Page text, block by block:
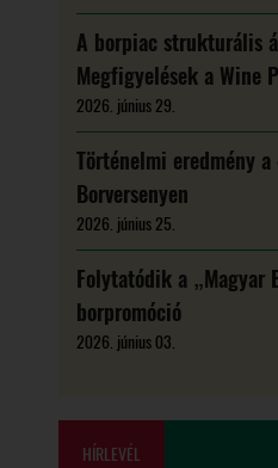
A borpiac strukturális
Megfigyelések a Wine
2026. június 29.
Történelmi eredmény a
Borversenyen
2026. június 25.
Folytatódik a „Magyar
borpromóció
2026. június 03.
HÍRLEVÉL